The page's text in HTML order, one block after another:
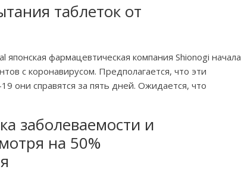
таблеток от
фармацевтическая компания Shionogi начала
с коронавирусом. Предполагается, что эти
они справятся за пять дней. Ожидается, что
заболеваемости и
на 50%